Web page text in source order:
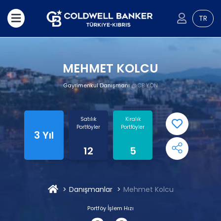
TR
MEHMET KOLCU
Gayrimenkul Danışmanı@CB YÖN
3 Yıl
Satılık
Portföyler
12
Kiralık
Portföyler
5
Danışmanlar Mehmet Kolcu
Portföy İşlem Hızı